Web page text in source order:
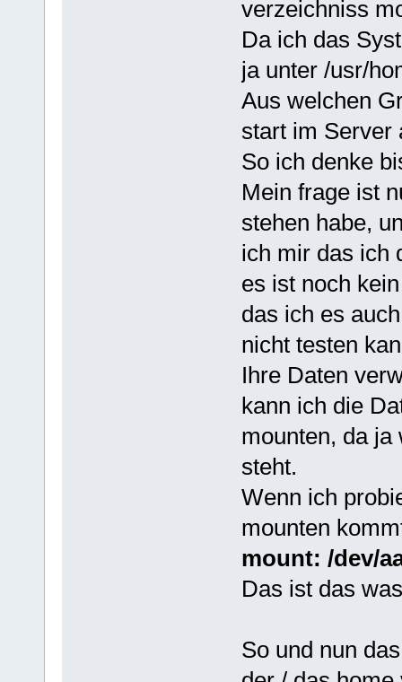
verzeichniss
Da ich das
ja unter /usr/
Aus welchen
start im Server
So ich denke
Mein frage ist
stehen habe,
ich mir das ich
es ist noch
das ich es
nicht testen
Ihre Daten
kann ich die
mounten, da ja
steht.
Wenn ich
mounten
mount: /dev/
Das ist das
So und nun